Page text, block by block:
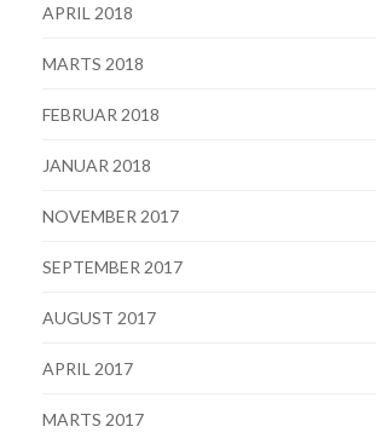
APRIL 2018
MARTS 2018
FEBRUAR 2018
JANUAR 2018
NOVEMBER 2017
SEPTEMBER 2017
AUGUST 2017
APRIL 2017
MARTS 2017